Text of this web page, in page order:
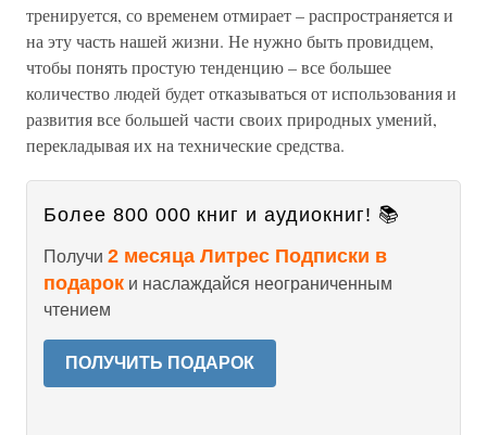
тренируется, со временем отмирает – распространяется и
на эту часть нашей жизни. Не нужно быть провидцем,
чтобы понять простую тенденцию – все большее
количество людей будет отказываться от использования и
развития все большей части своих природных умений,
перекладывая их на технические средства.
Более 800 000 книг и аудиокниг! 📚
Получи 2 месяца Литрес Подписки в
подарок и наслаждайся неограниченным
чтением
ПОЛУЧИТЬ ПОДАРОК